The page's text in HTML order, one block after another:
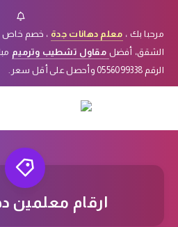
مرحبا بك ، معلم دهانات جدة ، خصم خاص
الشقق، أفضل مقاول تشطيب وترميم
الرقم 0556099338 وأحصل على أقل سعر.
ارقام معلمين